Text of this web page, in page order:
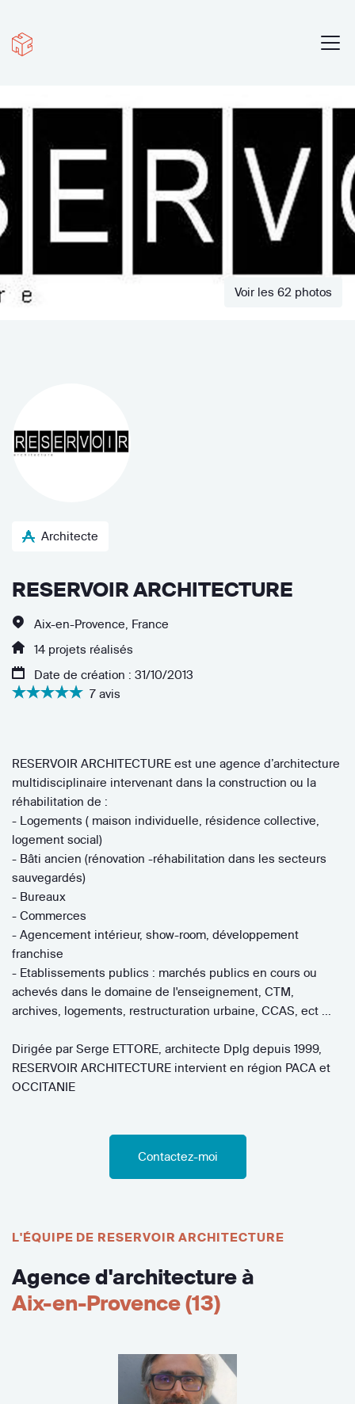
Voir les 62 photos
Architecte
RESERVOIR ARCHITECTURE
Aix-en-Provence, France
14 projets réalisés
Date de création : 31/10/2013
7 avis
RESERVOIR ARCHITECTURE est une agence d’architecture
multidisciplinaire intervenant dans la construction ou la
réhabilitation de :
- Logements ( maison individuelle, résidence collective,
logement social)
- Bâti ancien (rénovation -réhabilitation dans les secteurs
sauvegardés)
- Bureaux
- Commerces
- Agencement intérieur, show-room, développement
franchise
- Etablissements publics : marchés publics en cours ou
achevés dans le domaine de l'enseignement, CTM,
archives, logements, restructuration urbaine, CCAS, ect ...
Dirigée par Serge ETTORE, architecte Dplg depuis 1999,
RESERVOIR ARCHITECTURE intervient en région PACA et
OCCITANIE
Contactez-moi
L'ÉQUIPE DE RESERVOIR ARCHITECTURE
Agence d'architecture à
Aix-en-Provence (13)